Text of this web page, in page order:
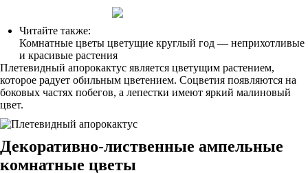
Читайте также:
Комнатные цветы цветущие круглый год — неприхотливые
и красивые растения
Плетевидный апорокактус является цветущим растением,
которое радует обильным цветением. Соцветия появляются на
боковых частях побегов, а лепестки имеют яркий малиновый
цвет.
Декоративно-лиственные ампельные
комнатные цветы